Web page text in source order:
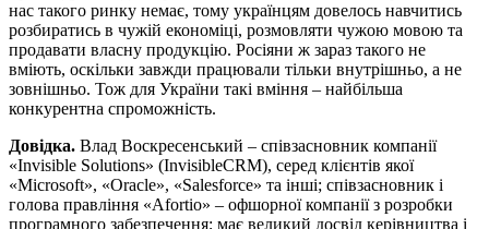
нас такого ринку немає, тому українцям довелось навчитись
розбиратись в чужій економіці, розмовляти чужою мовою та
продавати власну продукцію. Росіяни ж зараз такого не
вміють, оскільки завжди працювали тільки внутрішньо, а не
зовнішньо. Тож для України такі вміння – найбільша
конкурентна спроможність.
Довідка. Влад Воскресенський – співзасновник компанії
«Invisible Solutions» (InvisibleCRM), серед клієнтів якої
«Microsoft», «Oracle», «Salesforce» та інші; співзасновник і
голова правління «Afortio» – офшорної компанії з розробки
програмного забезпечення; має великий досвід керівництва і